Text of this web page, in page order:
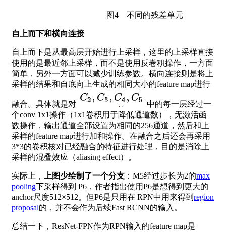
图4 不同的残差单元
自上而下和横向连接
自上而下是从最高层开始进行上采样，这里的上采样直接
使用的是最近邻上采样，而不是使用反卷积操作，一方面
简单，另外一方面可以减少训练参数。横向连接则是将上
采样的结果和自底向上生成的相同大小的feature map进行
融合。具体就是对
​ 中的每一层经过一
个conv 1x1操作（1x1卷积用于降低通道数），无激活函
数操作，输出通道全部设置为相同的256通道，然后和上
采样的feature map进行加和操作。在融合之后还会再采用
3*3的卷积核对已经融合的特征进行处理，目的是消除上
采样的混叠效应（aliasing effect）。
实际上， 上图少绘制了一个分支 ：M5经过步长为2的max
pooling下采样得到 P6，作者指出使用P6是想得到更大的
anchor尺度512×512。但P6是只用在 RPN中用来得到 region
proposal的，并不会作为后续Fast RCNN的输入。
总结一下，ResNet-FPN作为RPN输入的feature map是